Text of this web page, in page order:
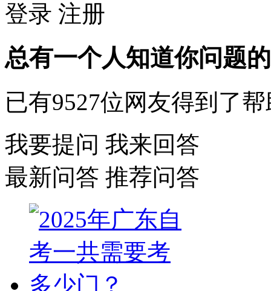
登录 注册
总有一个人知道你问题
已有9527位网友得到了帮
我要提问 我来回答
最新问答 推荐问答